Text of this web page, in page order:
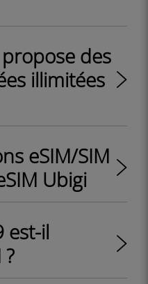
des
illimitées
eSIM/SIM
Ubigi
est-il